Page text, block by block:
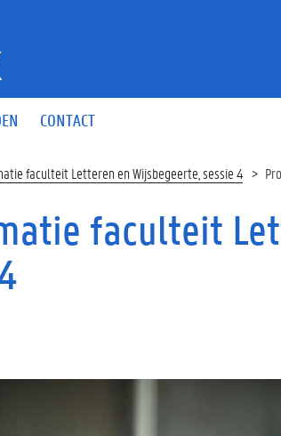
CONTACT
faculteit Letteren en Wijsbegeerte, sessie 4
faculteit